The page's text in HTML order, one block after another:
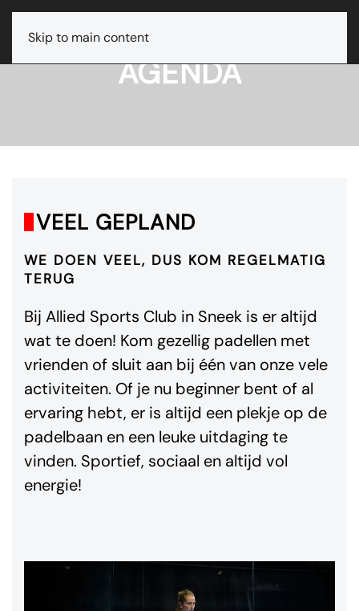
Skip to main content
AGENDA
VEEL GEPLAND
WE DOEN VEEL, DUS KOM REGELMATIG
TERUG
Bij Allied Sports Club in Sneek is er altijd
wat te doen! Kom gezellig padellen met
vrienden of sluit aan bij één van onze vele
activiteiten. Of je nu beginner bent of al
ervaring hebt, er is altijd een plekje op de
padelbaan en een leuke uitdaging te
vinden. Sportief, sociaal en altijd vol
energie!